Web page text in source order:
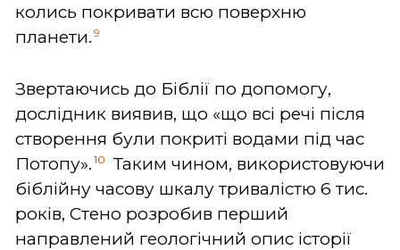
колись покривати всю поверхню
планети. 9
Звертаючись до Біблії по допомогу,
дослідник виявив, що «що всі речі після
створення були покриті водами під час
Потопу». 10
Таким чином, використовуючи
біблійну часову шкалу тривалістю 6 тис.
років, Стено розробив перший
направлений геологічний опис історії